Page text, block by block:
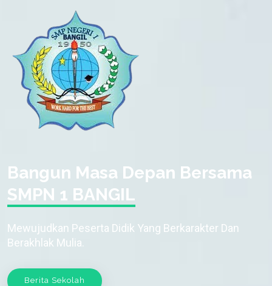
Bangun Masa Depan Bersama
SMPN 1 BANGIL
Mewujudkan Peserta Didik Yang Berkarakter Dan
Berakhlak Mulia.
Berita Sekolah